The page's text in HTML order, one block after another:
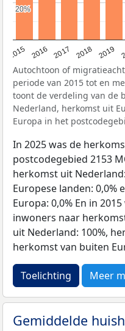
2015 2016 2017 2018 2019
20%
20%
Autochtoon of
periode van 2015 tot en
toont de verdeling van de
Nederland, herkomst uit
Europa in het
In 2025 was de
postcodegebied 2153
herkomst uit
Europese landen:
Europa: 0,0% En in
inwoners naar
uit Nederland: 100%,
herkomst van buiten
Toelichting Meer
Gemiddelde